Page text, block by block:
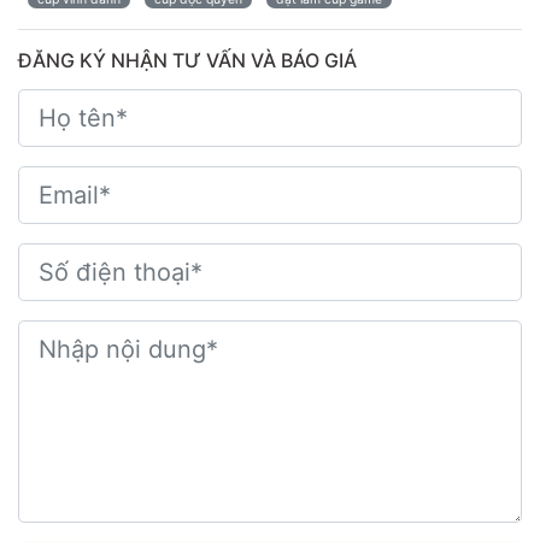
ĐĂNG KÝ NHẬN TƯ VẤN VÀ BÁO GIÁ